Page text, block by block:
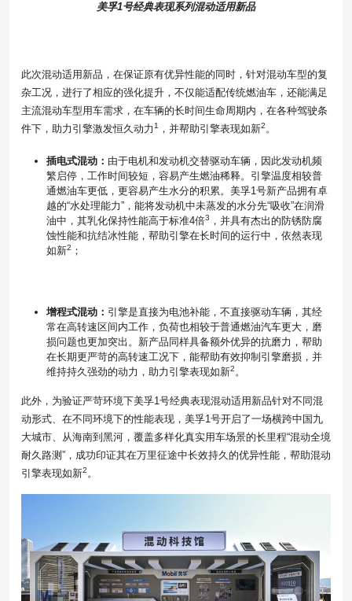
美孚1号经典表现系列混动适用新品
此次混动适用新品，在保证原有优异性能的同时，针对混动车型的复
杂工况，进行了相应的强化提升，不仅能适配传统燃油车，还能满足
主流混动车型用车需求，在车辆的长时间生命周期内，在各种驾驶条
件下，助力引擎激发恒久动力 1 ，并帮助引擎表现如新2。
插电式混动： 由于电机和发动机交替驱动车辆，因此发动机频
繁启停，工作时间较短，容易产生燃油稀释。引擎温度相较普
通燃油车更低，更容易产生水分的积累。美孚1号新产品拥有卓
越的“水处理能力”，能将发动机中未蒸发的水分先“吸收”在润滑
油中，其乳化保持性能高于标准4倍3 ，并具有杰出的防锈防腐
蚀性能和抗结冰性能，帮助引擎在长时间的运行中，依然表现
如新2 ；
增程式混动： 引擎是直接为电池补能，不直接驱动车辆，其经
常在高转速区间内工作，负荷也相较于普通燃油汽车更大，磨
损问题也更加突出。新产品同样具备额外优异的抗磨力，帮助
在长期更严苛的高转速工况下，能帮助有效抑制引擎磨损，并
维持持久强劲的动力，助力引擎表现如新2。
此外，为验证严苛环境下美孚1号经典表现混动适用新品针对不同混
动形式、在不同环境下的性能表现，美孚1号开启了一场横跨中国九
大城市、从海南到黑河，覆盖多样化真实用车场景的长里程“混动全境
耐久路测”，成功印证其在万里征途中长效持久的优异性能，帮助混动
引擎表现如新2。